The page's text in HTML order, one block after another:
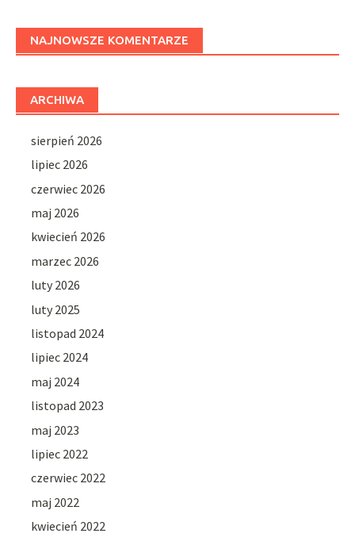
NAJNOWSZE KOMENTARZE
ARCHIWA
sierpień 2026
lipiec 2026
czerwiec 2026
maj 2026
kwiecień 2026
marzec 2026
luty 2026
luty 2025
listopad 2024
lipiec 2024
maj 2024
listopad 2023
maj 2023
lipiec 2022
czerwiec 2022
maj 2022
kwiecień 2022